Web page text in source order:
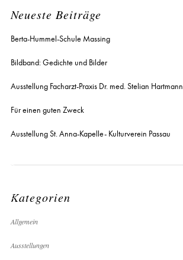
N
Neueste Beiträge
Berta-Hummel-Schule Massing
Bildband: Gedichte und Bilder
Ausstellung Facharzt-Praxis Dr. med. Stelian Hartmann
Für einen guten Zweck
Ausstellung St. Anna-Kapelle- Kulturverein Passau
Kategorien
Allgemein
Ausstellungen